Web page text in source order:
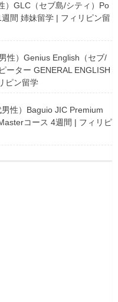
）GLC（セブ島/シティ）Po
間 姉妹留学 | フィリピン留
English（セブ/
ーター GENERAL ENGLISH
ピン留学
性）Baguio JIC Premium
コース 4週間 | フィリピ